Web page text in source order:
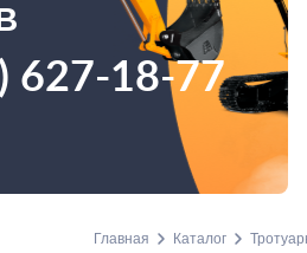
627-18-77
Главная Каталог